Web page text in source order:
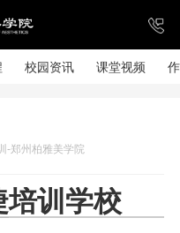
校园资讯 课堂视频
-郑州柏雅美学院
培训学校